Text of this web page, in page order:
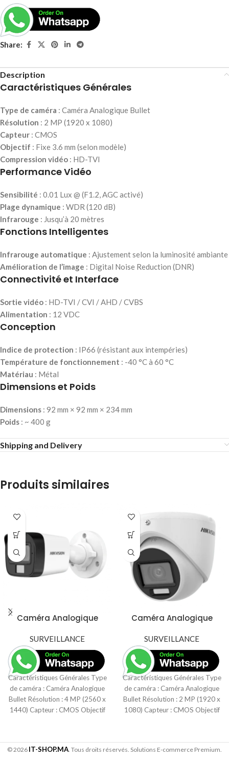
Share:
Description
Caractéristiques Générales
Type de caméra : Caméra Analogique Bullet
Résolution : 2 MP (1920 x 1080)
Capteur : CMOS
Objectif : Fixe 3.6 mm (selon modèle)
Compression vidéo : HD-TVI
Performance Vidéo
Sensibilité : 0.01 Lux @ (F1.2, AGC activé)
Plage dynamique : WDR (120 dB)
Infrarouge : Jusqu’à 20 mètres
Fonctions Intelligentes
Infrarouge automatique : Ajustement selon la luminosité ambiante
Amélioration de l’image : Digital Noise Reduction (DNR)
Connectivité et Interface
Sortie vidéo : HD-TVI / CVI / AHD / CVBS
Alimentation : 12 VDC
Conception
Indice de protection : IP66 (résistant aux intempéries)
Température de fonctionnement : -40 °C à 60 °C
Matériau : Métal
Dimensions et Poids
Dimensions : 92 mm × 92 mm × 234 mm
Poids : ~ 400 g
Shipping and Delivery
Produits similaires
Caméra Analogique
EXLF – 4MP avec
Infrarouge à 40m
SURVEILLANCE
Caractéristiques Générales Type
de caméra : Caméra Analogique
Bullet Résolution : 4 MP (2560 x
1440) Capteur : CMOS Objectif
Caméra Analogique
EXLMF – 2MP avec
Infrarouge à 50m
SURVEILLANCE
Caractéristiques Générales Type
de caméra : Caméra Analogique
Bullet Résolution : 2 MP (1920 x
1080) Capteur : CMOS Objectif
© 2026 IT-SHOP.MA. Tous droits réservés. Solutions E-commerce Premium.